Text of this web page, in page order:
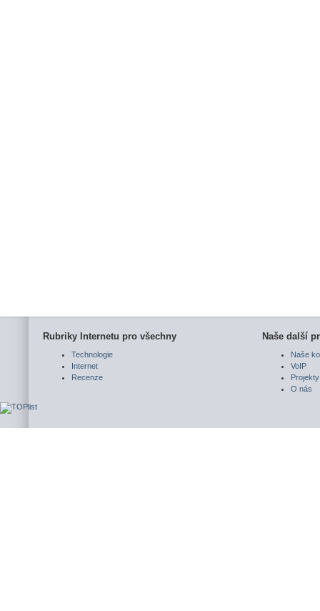
Rubriky Internetu pro všechny
Technologie
Internet
Recenze
Naše další
Naše
VoIP
Projekty
O nás